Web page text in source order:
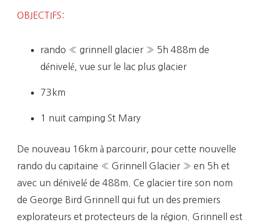
OBJECTIFS:
rando « grinnell glacier » 5h 488m de
dénivelé, vue sur le lac plus glacier
73km
1 nuit camping St Mary
De nouveau 16km à parcourir, pour cette nouvelle
rando du capitaine « Grinnell Glacier » en 5h et
avec un dénivelé de 488m. Ce glacier tire son nom
de George Bird Grinnell qui fut un des premiers
explorateurs et protecteurs de la région. Grinnell est